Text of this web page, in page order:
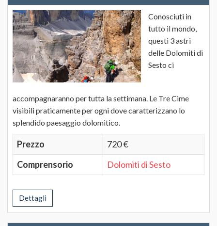
Conosciuti in
tutto il mondo,
questi 3 astri
delle Dolomiti di
Sesto ci
accompagnaranno per tutta la settimana. Le Tre Cime
visibili praticamente per ogni dove caratterizzano lo
splendido paesaggio dolomitico.
Prezzo
720 €
Comprensorio
Dolomiti di Sesto
Dettagli